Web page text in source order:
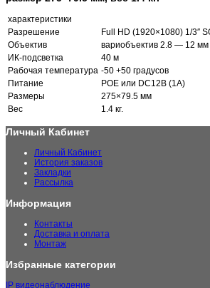
характеристики
Разрешение
Full HD (1920×1080) 1/3″
Объектив
вариобъектив 2.8 — 12 мм
ИК-подсветка
40 м
Рабочая температура -50 +50 градусов
Питание
POE или DC12В (1А)
Размеры
275×79.5 мм
Вес
1.4 кг.
Личный Кабинет
Личный Кабинет
История заказов
Закладки
Рассылка
Информация
Контакты
Доставка и оплата
Монтаж
Избранные категории
IP видеонаблюдение